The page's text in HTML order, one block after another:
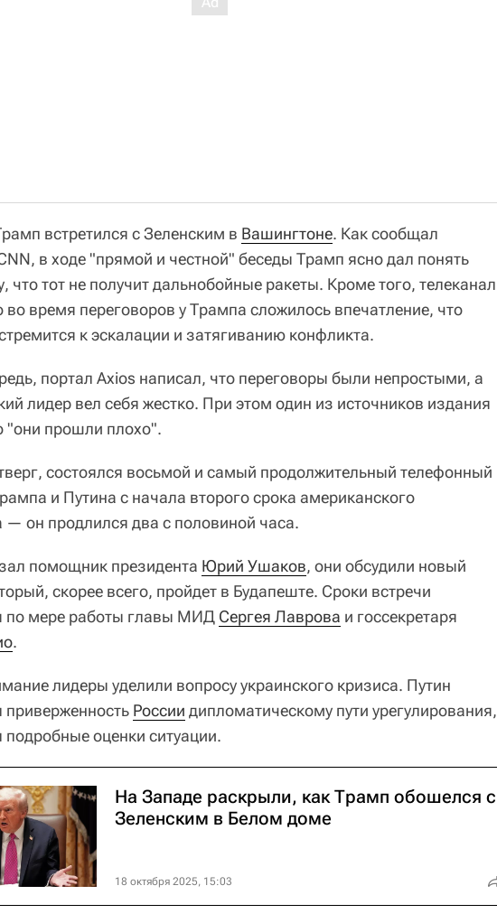
встретился с Зеленским в Вашингтоне. Как сообщал
в ходе "прямой и честной" беседы Трамп ясно дал понять
что тот не получит дальнобойные ракеты. Кроме того, телеканал
во время переговоров у Трампа сложилось впечатление, что
к эскалации и затягиванию конфликта.
портал Axios написал, что переговоры были непростыми, а
лидер вел себя жестко. При этом один из источников издания
"они прошли плохо".
состоялся восьмой и самый продолжительный телефонный
и Путина с начала второго срока американского
— он продлился два с половиной часа.
помощник президента Юрий Ушаков, они обсудили новый
скорее всего, пройдет в Будапеште. Сроки встречи
по мере работы главы МИД Сергея Лаврова и госсекретаря
.
лидеры уделили вопросу украинского кризиса. Путин
приверженность России дипломатическому пути урегулирования,
подробные оценки ситуации.
На Западе раскрыли, как Трамп обошелся с
Зеленским в Белом доме
18 октября 2025, 15:03